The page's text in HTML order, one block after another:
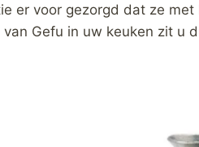
er voor gezorgd dat ze
Gefu in uw keuken zit u